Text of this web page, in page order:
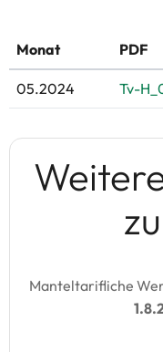
Monat PDF
05.2024 Tv-
Manteltarifliche